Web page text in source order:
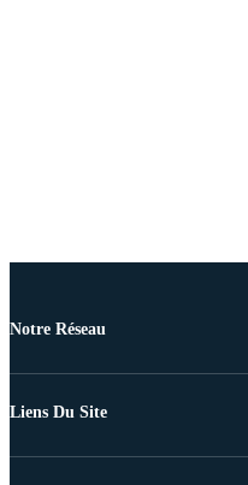
Notre Réseau
Liens Du Site